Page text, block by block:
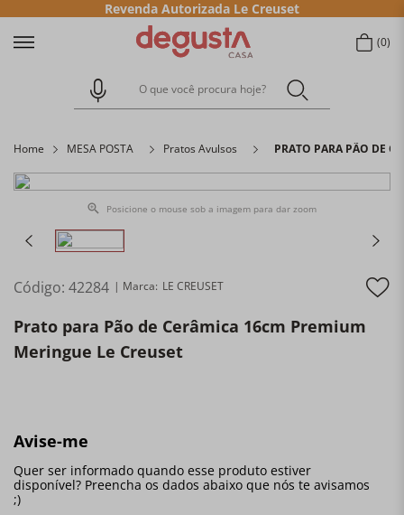
Revenda Autorizada Le Creuset
0
O que você procura hoje?
Home MESA POSTA Pratos Avulsos PRATO PARA PÃO DE
Posicione o mouse sob a imagem para dar zoom
Código: 42284 LE CREUSET
Prato para Pão de Cerâmica 16cm Premium
Meringue Le Creuset